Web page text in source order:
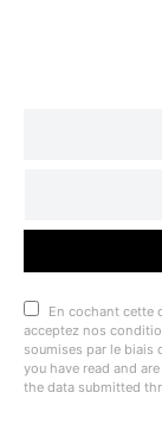
En cochant cette
acceptez nos
soumises par le biais
you have read and
the data submitted